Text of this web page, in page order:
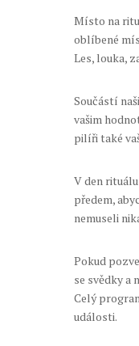
Místo na
oblíbené
Les, louka,
Součástí
vašim
pilíři také
V den
předem,
nemuseli
Pokud
se svědky a
Celý
události.